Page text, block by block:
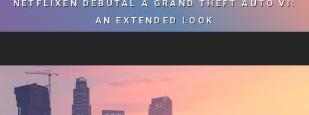
NETFLIXEN DEBÜTÁL A GRAND THEFT AUTO VI:
AN EXTENDED LOOK